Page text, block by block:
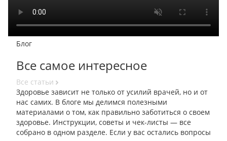
Блог
Все самое интересное
Все статьи
Здоровье зависит не только от усилий врачей, но и от
нас самих. В блоге мы делимся полезными
материалами о том, как правильно заботиться о своем
здоровье. Инструкции, советы и чек-листы — все
собрано в одном разделе. Если у вас остались вопросы